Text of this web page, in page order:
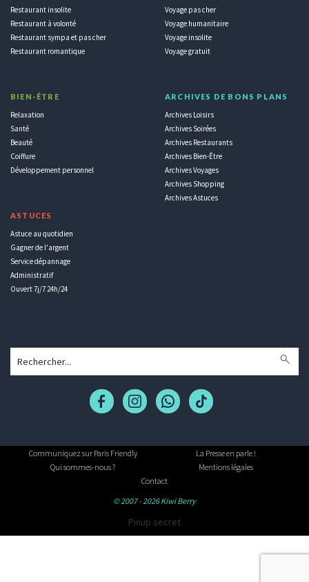
Restaurant insolite
Restaurant à volonté
Restaurant sympa et pas cher
Restaurant romantique
BIEN-ÊTRE
Relaxation
Santé
Beauté
Coiffure
Développement personnel
ASTUCES
Astuce au quotidien
Gagner de l'argent
Service dépannage
Administratif
Ouvert 7j/7 24h/24
Voyage pas cher
Voyage humanitaire
Voyage insolite
Voyage gratuit
ARCHIVES DE BONS PLANS
Archives Loisirs
Archives Soirées
Archives Restaurants
Archives Bien-Être
Archives Voyages
Archives Shopping
Archives Astuces
Communiquez sur Paris Friendly
La Presse en parle !
Qui sommes-nous ?
Mentions légales
Contact
© 2007 - 2026 Kiwi Berry
Pinup secret